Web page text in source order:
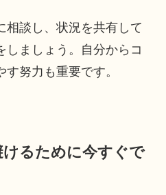
相談し、状況を共有して
しましょう。自分からコ
努力も重要です。
るために今すぐで